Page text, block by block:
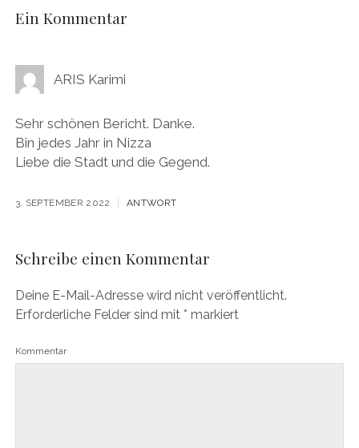
Ein Kommentar
ARIS Karimi
Sehr schönen Bericht. Danke.
Bin jedes Jahr in Nizza
Liebe die Stadt und die Gegend.
3. SEPTEMBER 2022 ANTWORT
Schreibe einen Kommentar
Deine E-Mail-Adresse wird nicht veröffentlicht.
Erforderliche Felder sind mit * markiert
Kommentar